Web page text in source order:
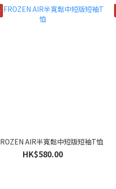
AIR半寬鬆中短版短袖T恤
HK$580.00